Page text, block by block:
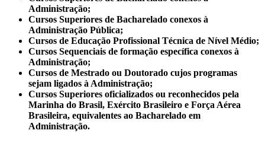
Administração;
Cursos Superiores de Bacharelado conexos à
Administração Pública;
Cursos de Educação Profissional Técnica de Nível Médio;
Cursos Sequenciais de formação específica conexos à
Administração;
Cursos de Mestrado ou Doutorado cujos programas
sejam ligados à Administração;
Cursos Superiores oficializados ou reconhecidos pela
Marinha do Brasil, Exército Brasileiro e Força Aérea
Brasileira, equivalentes ao Bacharelado em
Administração.